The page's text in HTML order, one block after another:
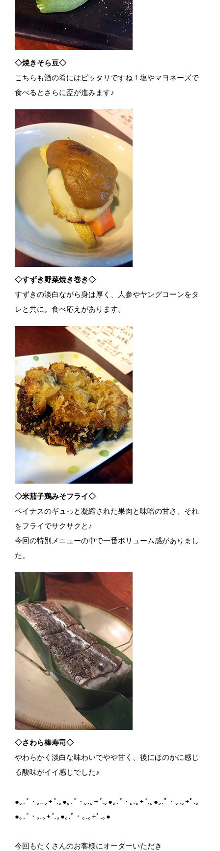
◇焼きそら豆◇
こちらも酒の肴にはピッタリですね！塩やマヨネーズで
食べるとさらに盃が進みます♪
◇すずき野菜焼き巻き◇
すずきの淡白ながら身は厚く、人参やヤングコーンをタ
レと共に。食べ応えがあります。
◇米茄子鶏みそフライ◇
ベイナスのギュっと凝縮された果肉と味噌の甘さ、それ
をフライでサクサクと♪
今回の特別メニューの中で一番ボリューム感がありまし
た。
◇さわら棒寿司◇
やわらかく淡白な味わいでやや甘く、後にほのかに感じ
る酸味がイイ感じでした♪
●｡. ﾟ・｡..｡+ﾟ.｡●｡. ﾟ・｡.｡+ﾟ.｡●｡. ﾟ・｡.｡+ﾟ.｡●｡.ﾟ・｡.｡+ﾟ.｡
●｡. ﾟ・｡.｡+ﾟ.｡●｡.ﾟ・｡.｡+ﾟ.｡●
今回もたくさんのお客様にオーダーいただき